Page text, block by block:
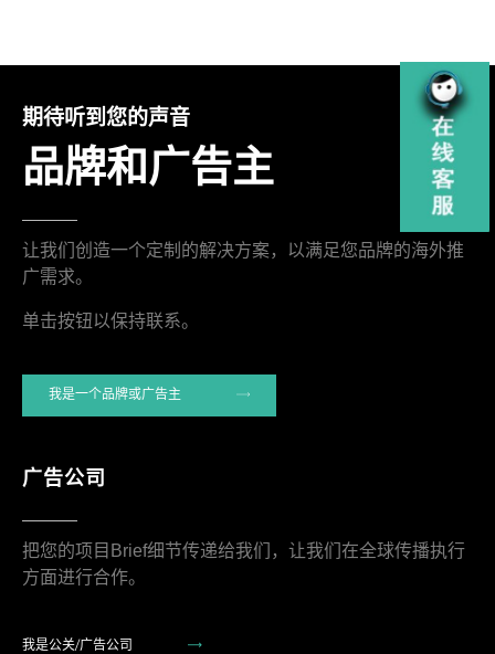
期待听到您的声音
品牌和广告主
让我们创造一个定制的解决方案，以满足您品牌的海外推
广需求。
单击按钮以保持联系。
我是一个品牌或广告主
广告公司
把您的项目Brief细节传递给我们，让我们在全球传播执行
方面进行合作。
我是公关/广告公司